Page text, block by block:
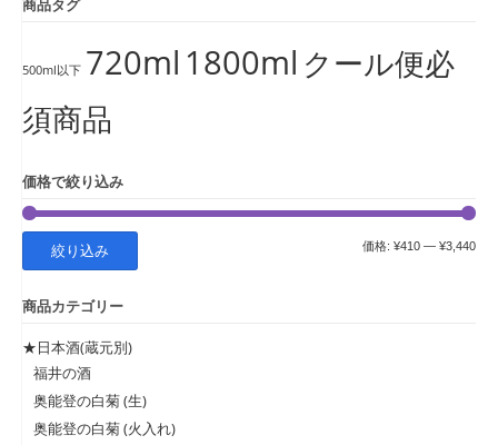
商品タグ
500ml以下 720ml 1800ml クール便必
須商品
価格で絞り込み
最
最
絞り込み 価格: ¥410 — ¥3,440
商品カテゴリー
★日本酒(蔵元別)
福井の酒
奥能登の白菊 (生)
奥能登の白菊 (火入れ)